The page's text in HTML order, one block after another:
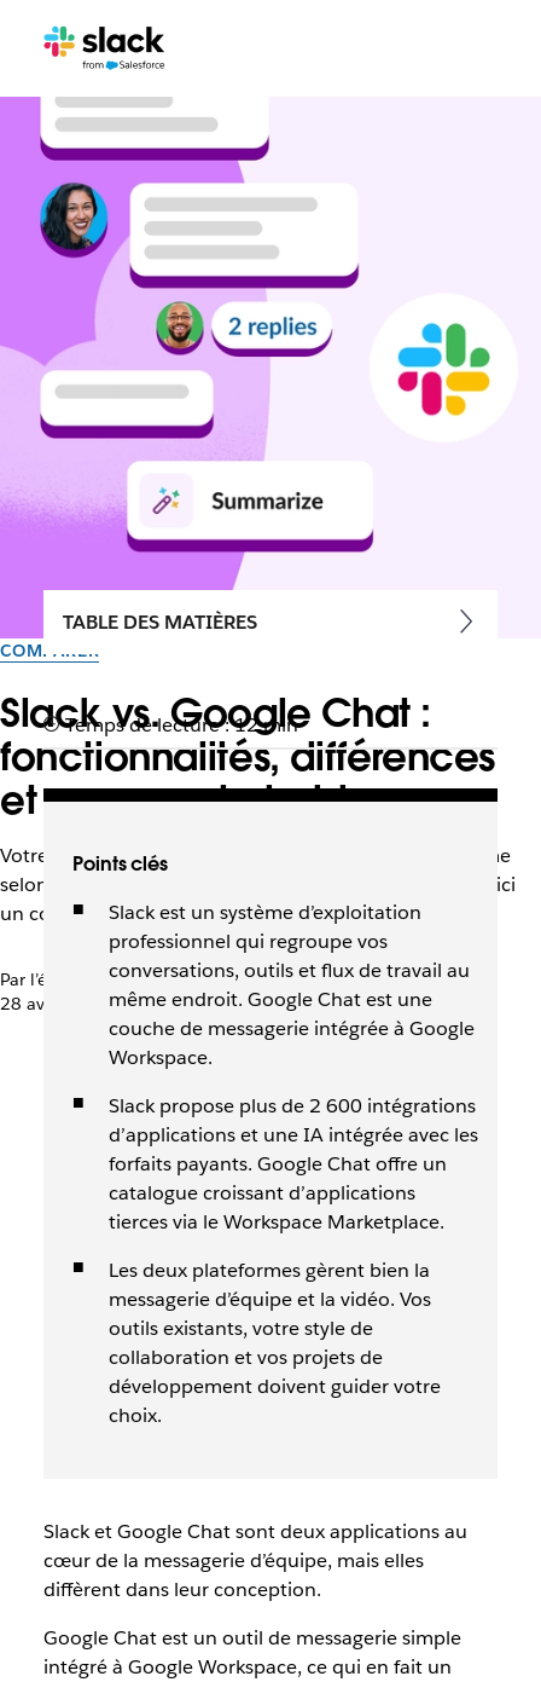
COMPARER
Slack vs. Google Chat :
fonctionnalités, différences
et comment choisir
Votre collaboration peut changer radicalement de forme
selon que votre équipe utilise Slack ou Google Chat. Voici
un comparatif entre ces deux solutions.
Par l’équipe Slack
28 avril 2026
TABLE DES MATIÈRES
Temps de lecture : 12 min
Points clés
Slack est un système d’exploitation
professionnel qui regroupe vos
conversations, outils et flux de travail au
même endroit. Google Chat est une
couche de messagerie intégrée à Google
Workspace.
Slack propose plus de 2 600 intégrations
d’applications et une IA intégrée avec les
forfaits payants. Google Chat offre un
catalogue croissant d’applications
tierces via le Workspace Marketplace.
Les deux plateformes gèrent bien la
messagerie d’équipe et la vidéo. Vos
outils existants, votre style de
collaboration et vos projets de
développement doivent guider votre
choix.
Slack et Google Chat sont deux applications au
cœur de la messagerie d’équipe, mais elles
diffèrent dans leur conception.
Google Chat est un outil de messagerie simple
intégré à Google Workspace, ce qui en fait un